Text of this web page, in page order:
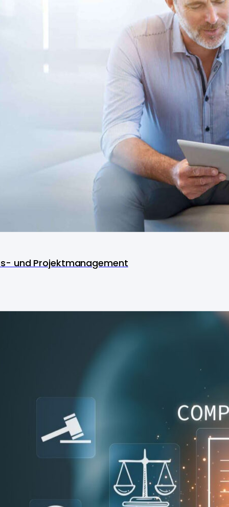
und Projektmanagement